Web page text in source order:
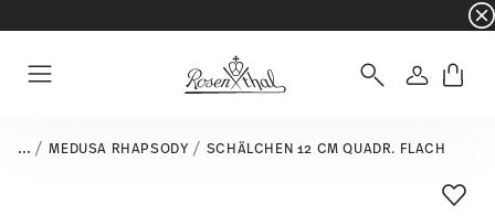
☀️ Summer SALE – noch mehr sparen:
... MEDUSA RHAPSODY SCHÄLCHEN 12 CM QUADR. FLACH
Add